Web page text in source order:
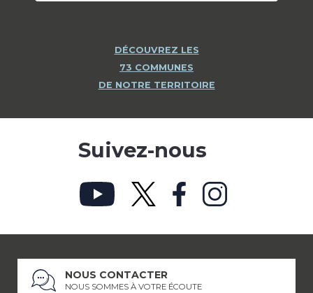
DÉCOUVREZ LES
73 COMMUNES
DE NOTRE TERRITOIRE
Suivez-nous
NOUS CONTACTER
NOUS SOMMES À VOTRE ÉCOUTE